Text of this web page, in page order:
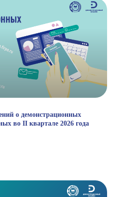
о демонстрационных
во II квартале 2026 года